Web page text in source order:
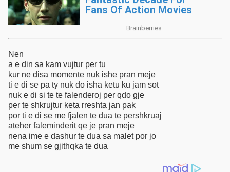
Nen
a e din sa kam vujtur per tu
kur ne disa momente nuk ishe pran meje
ti e di se pa ty nuk do isha ketu ku jam sot
nuk e di si te te falenderoj per qdo gje
per te shkrujtur keta rreshta jan pak
por ti e di se me fjalen te dua te pershkruaj
ateher faleminderit qe je pran meje
nena ime e dashur te dua sa malet por jo
me shum se gjithqka te dua